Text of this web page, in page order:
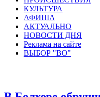
КУЛЬТУРА
АФИША
АКТУАЛЬНО
НОВОСТИ ДНЯ
Реклама на сайте
ВЫБОР "ВО"